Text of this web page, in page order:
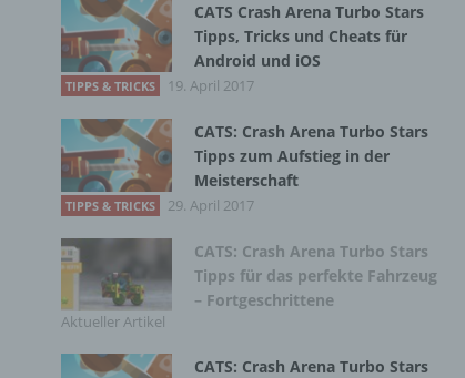
CATS Crash Arena Turbo Stars
Tipps, Tricks und Cheats für
Android und iOS
TIPPS & TRICKS 19. April 2017
CATS: Crash Arena Turbo Stars
Tipps zum Aufstieg in der
Meisterschaft
TIPPS & TRICKS 29. April 2017
CATS: Crash Arena Turbo Stars
Tipps für das perfekte Fahrzeug
– Fortgeschrittene
Aktueller Artikel
CATS: Crash Arena Turbo Stars